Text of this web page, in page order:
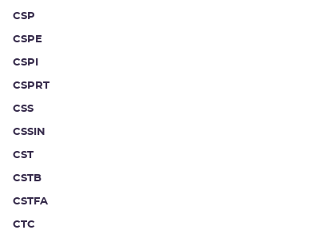
CSP
CSPE
CSPI
CSPRT
CSS
CSSIN
CST
CSTB
CSTFA
CTC